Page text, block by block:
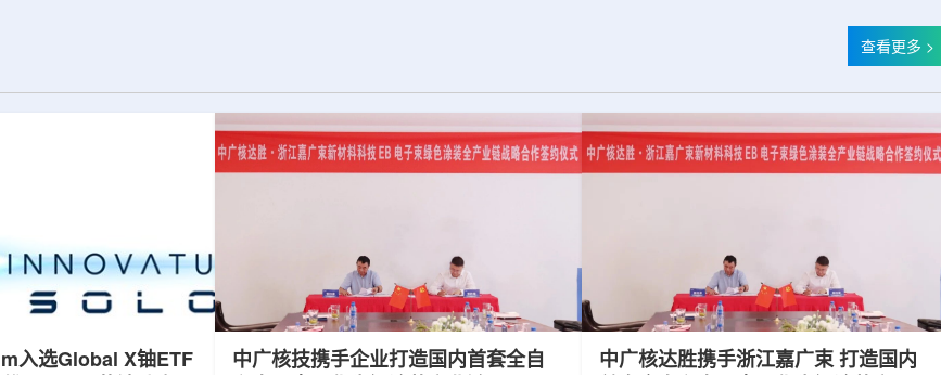
查看更多 >
入选Global X铀ETF
中广核技携手企业打造国内首套全自
中广核达胜携手浙江嘉广束 打造国内